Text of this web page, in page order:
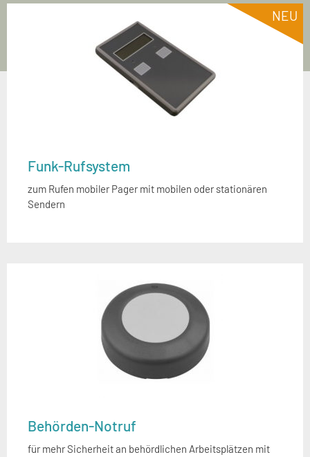
Funk-Rufsystem
zum Rufen mobiler Pager mit mobilen oder stationären
Sendern
NEU
Behörden-Notruf
für mehr Sicherheit an behördlichen Arbeitsplätzen mit